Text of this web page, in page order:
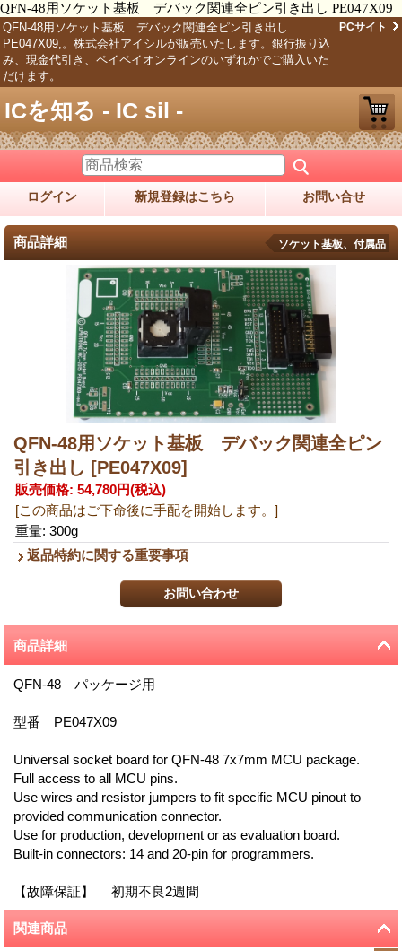
QFN-48用ソケット基板 デバック関連全ピン引き出し PE047X09
QFN-48用ソケット基板 デバック関連全ピン引き出し
PE047X09,。株式会社アイシルが販売いたします。銀行振り込
み、現金代引き、ペイペイオンラインのいずれかでご購入いた
だけます。
PCサイト
ICを知る - IC sil -
ログイン 新規登録はこちら お問い合せ
商品詳細 ソケット基板、付属品
QFN-48用ソケット基板 デバック関連全ピン
引き出し [PE047X09]
販売価格: 54,780円(税込)
[この商品はご下命後に手配を開始します。]
重量: 300g
返品特約に関する重要事項
商品詳細
QFN-48 パッケージ用
型番 PE047X09
Universal socket board for QFN-48 7x7mm MCU package.
Full access to all MCU pins.
Use wires and resistor jumpers to fit specific MCU pinout to
provided communication connector.
Use for production, development or as evaluation board.
Built-in connectors: 14 and 20-pin for programmers.
【故障保証】 初期不良2週間
関連商品